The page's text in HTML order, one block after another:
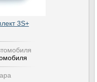
3S+